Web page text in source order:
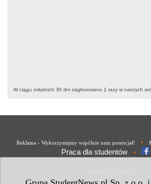
W ciągu ostatnich 30 dni zagłosowano 1 razy w naszych
Reklama - Wykorzystajmy wspólnie nasz potencjał! •
Praca dla studentów •